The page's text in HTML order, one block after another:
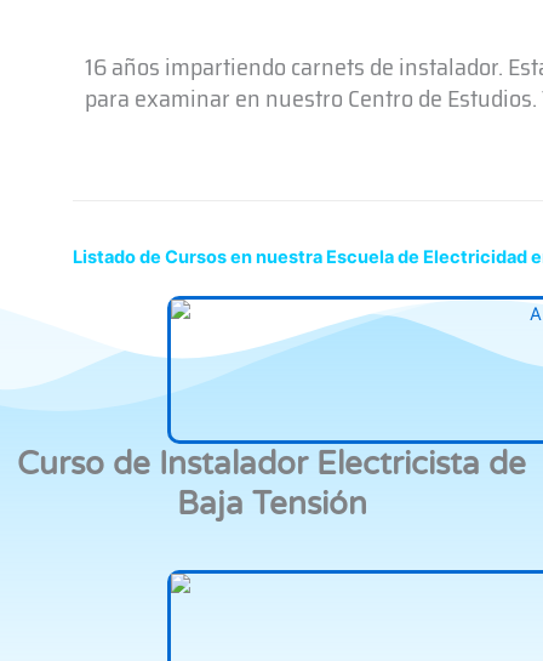
16 años impartiendo carnets de instalador.
para examinar en nuestro Centro de Estudios.
Listado de Cursos en nuestra Escuela de Electricidad
Curso de Instalador Electricista de
Baja Tensión